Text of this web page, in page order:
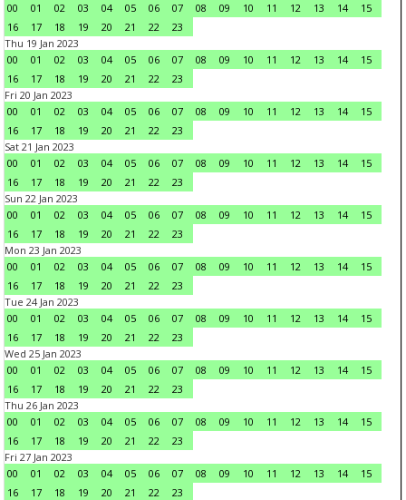
00
01 02 03 04 05 06 07 08 09 10 11 12 13 14
15
16
17 18 19 20 21 22
23
Thu 19 Jan 2023
00
01 02 03 04 05 06 07 08 09 10 11 12 13 14
15
16
17 18 19 20 21 22
23
Fri 20 Jan 2023
00
01 02 03 04 05 06 07 08 09 10 11 12 13 14
15
16
17 18 19 20 21 22
23
Sat 21 Jan 2023
00
01 02 03 04 05 06 07 08 09 10 11 12 13 14
15
16
17 18 19 20 21 22
23
Sun 22 Jan 2023
00
01 02 03 04 05 06 07 08 09 10 11 12 13 14
15
16
17 18 19 20 21 22
23
Mon 23 Jan 2023
00
01 02 03 04 05 06 07 08 09 10 11 12 13 14
15
16
17 18 19 20 21 22
23
Tue 24 Jan 2023
00
01 02 03 04 05 06 07 08 09 10 11 12 13 14
15
16
17 18 19 20 21 22
23
Wed 25 Jan 2023
00
01 02 03 04 05 06 07 08 09 10 11 12 13 14
15
16
17 18 19 20 21 22
23
Thu 26 Jan 2023
00
01 02 03 04 05 06 07 08 09 10 11 12 13 14
15
16
17 18 19 20 21 22
23
Fri 27 Jan 2023
00
01 02 03 04 05 06 07 08 09 10 11 12 13 14
15
16
17 18 19 20 21 22
23